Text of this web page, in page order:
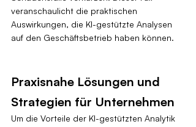
veranschaulicht die praktischen
Auswirkungen, die KI-gestützte Analysen
auf den Geschäftsbetrieb haben können.
Praxisnahe Lösungen und
Strategien für Unternehmen
Um die Vorteile der KI-gestützten Analytik